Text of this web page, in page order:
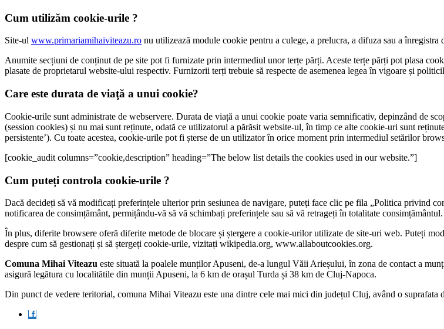
Cum utilizăm cookie-urile ?
Site-ul www.primariamihaiviteazu.ro nu utilizează module cookie pentru a culege, a prelucra, a difuza sau a înregistra
Anumite secțiuni de conținut de pe site pot fi furnizate prin intermediul unor terțe părți. Aceste terțe părți pot plasa
plasate de proprietarul website-ului respectiv. Furnizorii terți trebuie să respecte de asemenea legea în vigoare și
Care este durata de viaţă a unui cookie?
Cookie-urile sunt administrate de webservere. Durata de viață a unui cookie poate varia semnificativ, depinzând de
(session cookies) și nu mai sunt reținute, odată ce utilizatorul a părăsit website-ul, în timp ce alte cookie-uri sunt
persistente’). Cu toate acestea, cookie-urile pot fi șterse de un utilizator în orice moment prin intermediul setărilor
[cookie_audit columns=”cookie,description” heading=”The below list details the cookies used in our website.”]
Cum puteți controla cookie-urile ?
Dacă decideți să vă modificați preferințele ulterior prin sesiunea de navigare, puteți face clic pe fila „Politica privind
notificarea de consimțământ, permițându-vă să vă schimbați preferințele sau să vă retrageți în totalitate consimțământul.
În plus, diferite browsere oferă diferite metode de blocare și ștergere a cookie-urilor utilizate de site-uri web. Puteți
despre cum să gestionați și să ștergeți cookie-urile, vizitați wikipedia.org, www.allaboutcookies.org.
Comuna Mihai Viteazu este situată la poalele munților Apuseni, de-a lungul Văii Arieșului, în zona de contact a
asigură legătura cu localitătile din munții Apuseni, la 6 km de orașul Turda și 38 km de Cluj-Napoca.
Din punct de vedere teritorial, comuna Mihai Viteazu este una dintre cele mai mici din județul Cluj, având o suprafata